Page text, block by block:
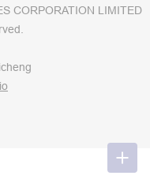
CORPORATION LIMITED